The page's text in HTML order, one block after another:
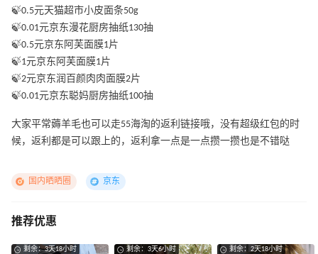
🍃0.5元天猫超市小皮面条50g
🍃0.01元京东漫花厨房抽纸130抽
🍃0.5元京东阿芙面膜1片
🍃1元京东阿芙面膜1片
🍃2元京东润百颜肉肉面膜2片
🍃0.01元京东聪妈厨房抽纸100抽
大家平常薅羊毛也可以走55海淘的返利链接哦，没有超级红包的时
候，返利都是可以跟上的，返利拿一点是一点攒一攒也是不错哒
国内晒晒圈 京东
推荐优惠
剩余：3天18小时 剩余：3天6小时 剩余：2天18小时